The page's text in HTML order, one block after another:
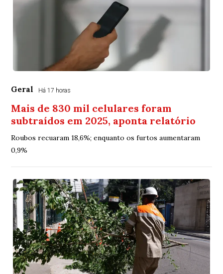
Geral Há 17 horas
Mais de 830 mil celulares foram
subtraídos em 2025, aponta relatório
Roubos recuaram 18,6%; enquanto os furtos aumentaram
0,9%